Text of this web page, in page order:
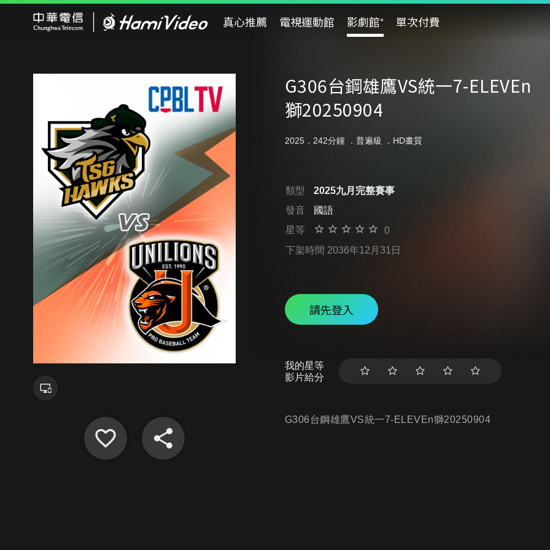
真心推薦 電視運動館 影劇館⁺ 單次付費
G306台鋼雄鷹VS統一7-ELEVEn
獅20250904
2025．242分鐘 ． 普遍級 ．HD畫質
類型
2025九月完整賽事
發音
國語
星等
0
下架時間 2036年12月31日
請先登入
我的星等
影片給分
G306台鋼雄鷹VS統一7-ELEVEn獅20250904